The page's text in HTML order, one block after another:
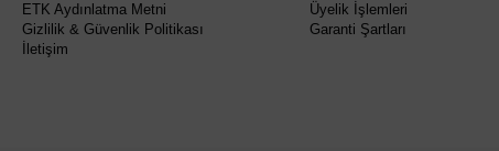
ETK Aydınlatma Metni
Gizlilik & Güvenlik Politikası
İletişim
Üyelik İşlemleri
Garanti Şartları